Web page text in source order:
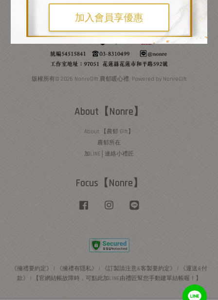
加入會員享優惠
版權所有© 2026 NonreGift 農郁暖心禮. Powered by NonreGift
About【Nonre】
About 【農郁 Gift】
農郁所在
加LINE│連絡小禮匠
Focus【Nonre】
Facebook Instagram
《擁禮要約定》 | 《擁禮有隱私》 | 《訂製請注意&客製要約定》 |
《運送&付
款》
| 【官網結帳故障時，可點此加LINE由禮匠幫您手動建單結帳喔！】